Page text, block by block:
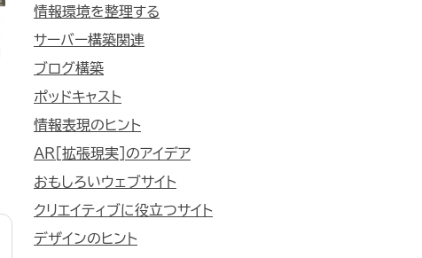
情報環境を整理する
サーバー構築関連
ブログ構築
ポッドキャスト
情報表現のヒント
AR[拡張現実]のアイデア
おもしろいウェブサイト
クリエイティブに役立つサイト
デザインのヒント